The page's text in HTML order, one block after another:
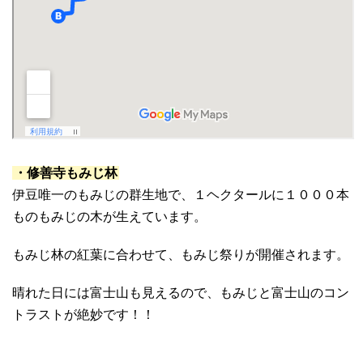
・修善寺もみじ林
伊豆唯一のもみじの群生地で、１ヘクタールに１０００本
ものもみじの木が生えています。
もみじ林の紅葉に合わせて、もみじ祭りが開催されます。
晴れた日には富士山も見えるので、もみじと富士山のコン
トラストが絶妙です！！